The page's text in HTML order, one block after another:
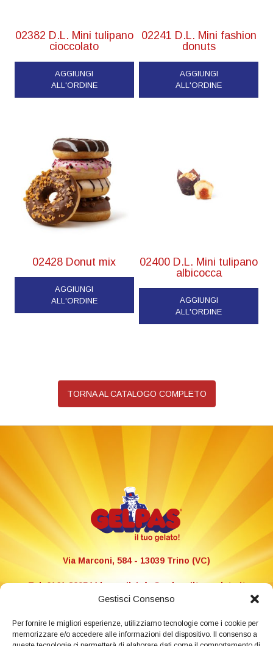
Gestisci Consenso
Per fornire le migliori esperienze, utilizziamo tecnologie come i cookie per
memorizzare e/o accedere alle informazioni del dispositivo. Il consenso a
02241 D.L. Mini fashion
donuts
AGGIUNGI
ALL'ORDINE
02382 D.L. Mini tulipano
cioccolato
AGGIUNGI
ALL'ORDINE
02400 D.L. Mini tulipano
albicocca
AGGIUNGI
ALL'ORDINE
02428 Donut mix
AGGIUNGI
ALL'ORDINE
TORNA AL CATALOGO COMPLETO
Via Marconi, 584 - 13039 Trino (VC)
Tel. 0161 829544 | e-mail: info@gelpasiltuogelato.it
P.I.: 02288500024
Libretto allergeni e ingredienti